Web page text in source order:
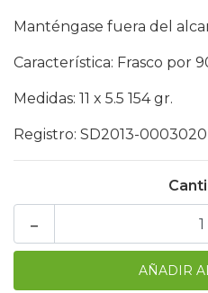
Manténgase fuera del
Característica: Frasco por
Medidas: 11 x 5.5 154 gr.
Registro: SD2013-0003020
-